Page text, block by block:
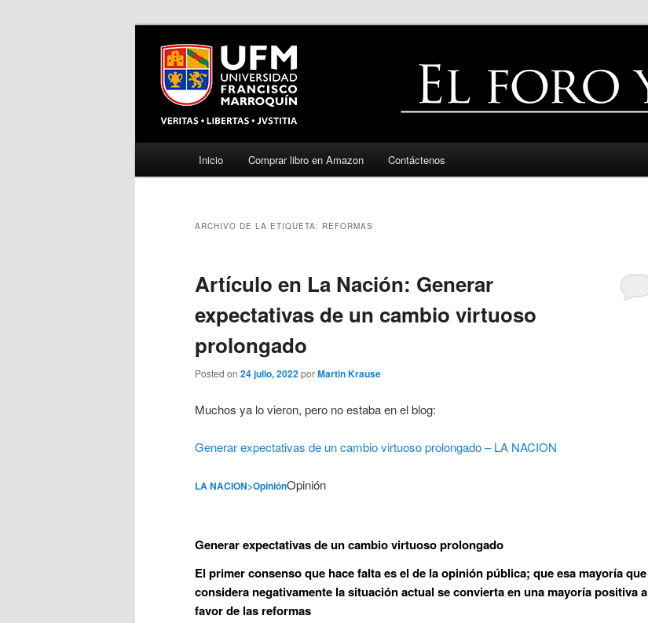
Ir
principal
Ir
secundario
Inicio Comprar libro en Amazon Contáctenos
ARCHIVO DE LA ETIQUETA: REFORMAS
Artículo en La Nación: Generar
expectativas de un cambio virtuoso
prolongado
Posted on 24 julio, 2022porMartin Krause
Muchos ya lo vieron, pero no estaba en el blog:
Generar expectativas de un cambio virtuoso prolongado – LA NACION
LA NACION>OpiniónOpinión
Generar expectativas de un cambio virtuoso prolongado
El primer consenso que hace falta es el de la opinión pública; que esa mayoría que
considera negativamente la situación actual se convierta en una mayoría positiva a
favor de las reformas